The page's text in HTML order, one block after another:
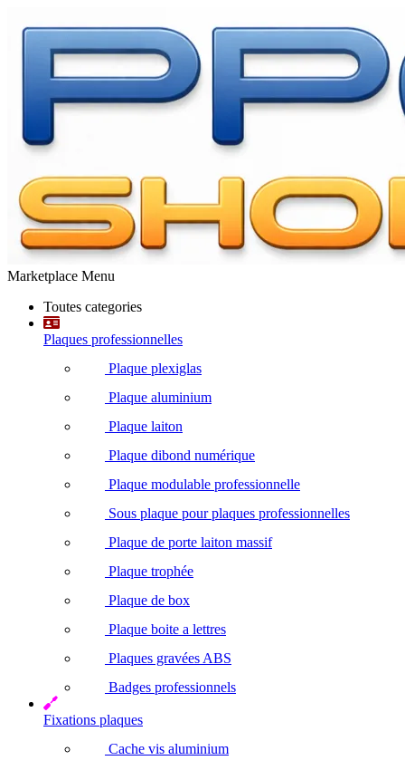
Marketplace Menu
Toutes categories
Plaques professionnelles
Plaque plexiglas
Plaque aluminium
Plaque laiton
Plaque dibond numérique
Plaque modulable professionnelle
Sous plaque pour plaques professionnelles
Plaque de porte laiton massif
Plaque trophée
Plaque de box
Plaque boite a lettres
Plaques gravées ABS
Badges professionnels
Fixations plaques
Cache vis aluminium